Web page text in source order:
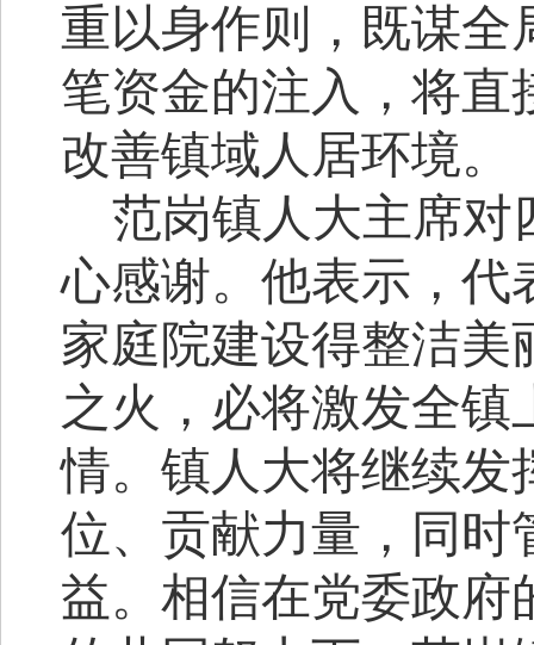
重以身作则，既谋全
笔资金的注入，将直
改善镇域人居环境。
范岗镇人大主席对
心感谢。他表示，代
家庭院建设得整洁美
之火，必将激发全镇
情。镇人大将继续发
位、贡献力量，同时
益。相信在党委政府